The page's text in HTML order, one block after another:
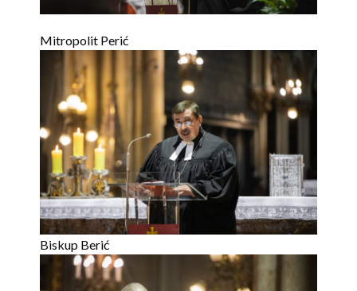
Mitropolit Perić
Biskup Berić